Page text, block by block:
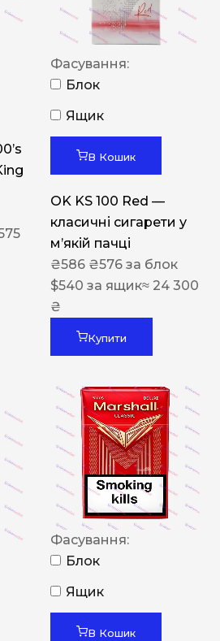
Фасування:
Блок
Ящик
В Кошик
OK KS 100 Red —
класичні сигарети у
м’якій пачці
₴586 ₴576 за блок
$540 за ящик≈ 24 300
₴
Купити
Фасування:
Блок
Ящик
В Кошик